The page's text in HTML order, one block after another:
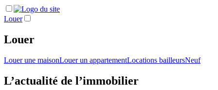
Louer
Louer
Louer une maisonLouer un appartementLocations bailleursNeuf
L’actualité de l’immobilier